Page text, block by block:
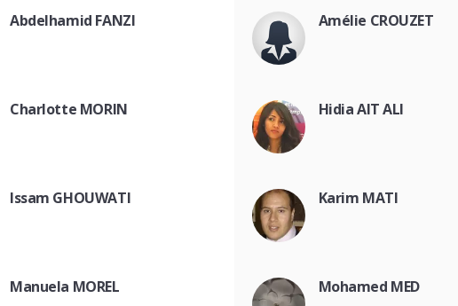
Abdelhamid FANZI Amélie CROUZET
Charlotte MORIN Hidia AIT ALI
Issam GHOUWATI Karim MATI
Manuela MOREL Mohamed MED